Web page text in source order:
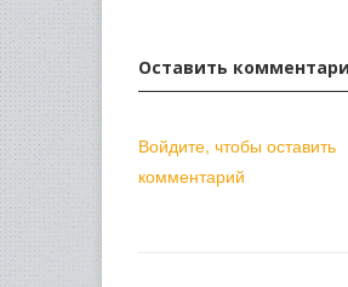
Оставить
Войдите, чтобы оставить
комментарий